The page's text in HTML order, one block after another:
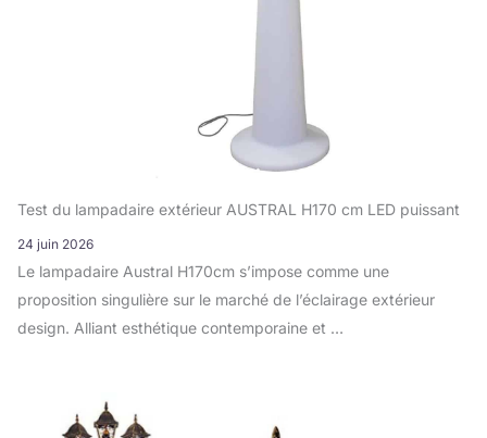
Test du lampadaire extérieur AUSTRAL H170 cm LED puissant
24 juin 2026
Le lampadaire Austral H170cm s’impose comme une
proposition singulière sur le marché de l’éclairage extérieur
design. Alliant esthétique contemporaine et …